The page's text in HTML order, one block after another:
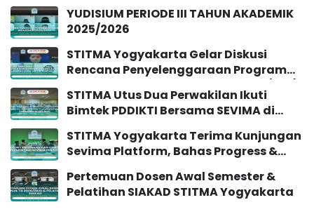
YUDISIUM PERIODE III TAHUN AKADEMIK
2025/2026
STITMA Yogyakarta Gelar Diskusi
Rencana Penyelenggaraan Program
dan Jalur Pindahan
STITMA Utus Dua Perwakilan Ikuti
Bimtek PDDIKTI Bersama SEVIMA di
STITMA Yogyakarta Terima Kunjungan
Sevima Platform, Bahas Progress &
Pertemuan Dosen Awal Semester &
Pelatihan SIAKAD STITMA Yogyakarta